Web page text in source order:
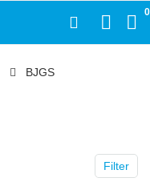
0
‎BJGS
Filter